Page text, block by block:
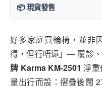
📦 現貨發售
好多家庭買輪椅，並非
得，但行唔遠」— 覆診
牌 Karma KM-2501 淨重
量出行而設：摺疊後闊